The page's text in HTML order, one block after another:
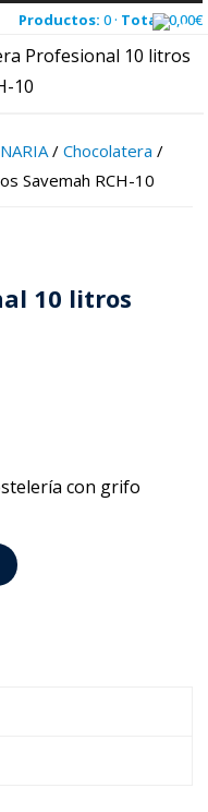
Productos: 0 · Total:0,00€
Profesional 10 litros
10
/ Chocolatera /
Savemah RCH-10
10 litros
con grifo